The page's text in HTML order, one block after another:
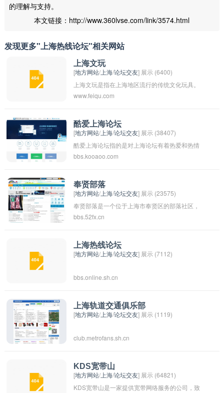
的理解与支持。
本文链接：http://www.360lvse.com/link/3574.html
发现更多"上海热线论坛"相关网站
上海文玩
[地方网站/上海/论坛交友] 展示 (6400)
上海文玩是指在上海地区流行的传统文化玩具。
这些文玩包括传统的手工艺品、民俗文化和手工
等。这些文玩既具有观赏性和收藏价值，又具有
文化传承和历史意义，是上海传统文化的重要组
成部分。随着人们对传统文化的重视和传统手工
艺品的复兴，上海文玩也越来越受到人们的关注
www.feiqu.com
酷爱上海论坛
[地方网站/上海/论坛交友] 展示 (38407)
酷爱上海论坛指的是对上海论坛有着热爱和热情
的意思。这可能是指喜欢参与上海论坛的活动，
题。上海论坛作为一个交流平台，吸引了大量的
关注者，他们在这里分享和交流关于上海的信息
和看法，促进了彼此的交流和理解。
bbs.kooaoo.com
奉贤部落
[地方网站/上海/论坛交友] 展示 (23575)
奉贤部落是一个位于上海市奉贤区的部落社区，
由一群居民组成，共同生活在一起，共同管理部
精神，共同努力维护部落的和谐与稳定，同时也
积极参与社会公益活动，为当地社区发展和改善
统价值观的社区，传承和弘扬着部落文化。
bbs.52fx.cn
上海热线论坛
[地方网站/上海/论坛交友] 展示 (7112)
bbs.online.sh.cn
上海轨道交通俱乐部
[地方网站/上海/论坛交友] 展示 (1119)
club.metrofans.sh.cn
KDS宽带山
[地方网站/上海/论坛交友] 展示 (64821)
KDS宽带山是一家提供宽带网络服务的公司，致